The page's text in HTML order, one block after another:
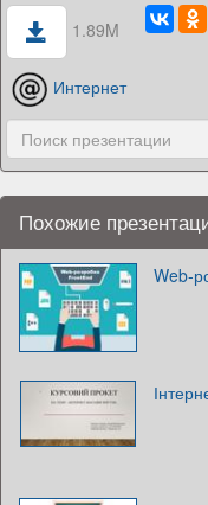
1.89M
Интернет
Похожие
Web-